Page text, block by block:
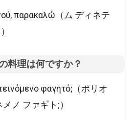
παρακαλώ（ム ディネテ
料理は何ですか？
φαγητό;（ポリオ
ノ ファギト;）